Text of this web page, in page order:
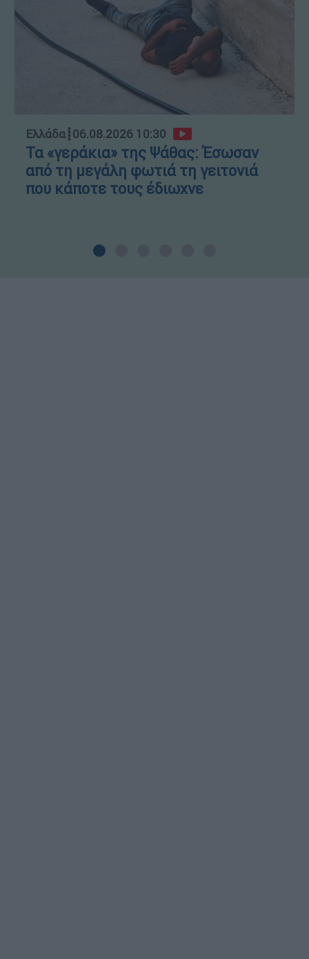
Ελλάδα┋06.08.2026 10:30
Τα «γεράκια» της Ψάθας: Έσωσαν
από τη μεγάλη φωτιά τη γειτονιά
που κάποτε τους έδιωχνε